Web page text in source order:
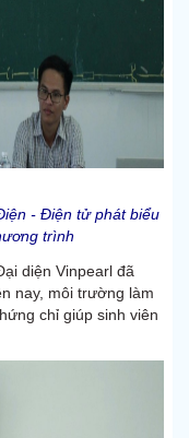
- Điện tử phát biểu
trình
diện Vinpearl đã
nay, môi trường làm
chỉ giúp sinh viên